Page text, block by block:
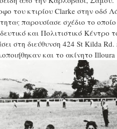
του κτιρίου Clarke στην οδό
παρουσίασε σχέδιο το
και Πολιτιστικό Κέντρο
στη διεύθυνση 424 St Kilda
και το ακίνητο